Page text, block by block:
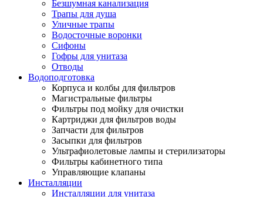
Безшумная канализация
Трапы для душа
Уличные трапы
Водосточные воронки
Сифоны
Гофры для унитаза
Отводы
Водоподготовка
Корпуса и колбы для фильтров
Магистральные фильтры
Фильтры под мойку для очистки
Картриджи для фильтров воды
Запчасти для фильтров
Засыпки для фильтров
Ультрафиолетовые лампы и стерилизаторы
Фильтры кабинетного типа
Управляющие клапаны
Инсталляции
Инсталляции для унитаза